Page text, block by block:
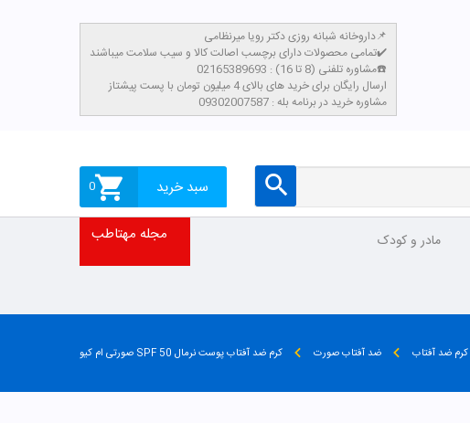
داروخانه شبانه روزی دکتر رویا میرنظامی📌
تمامی محصولات دارای برچسب اصالت کالا و سیب سلامت میباشند✔️
مشاوره تلفنی (8 تا 16) : 02165389693☎️
​ارسال رایگان برای خرید های بالای 4 میلیون تومان با پست پیشتاز
مشاوره خرید در برنامه بله : 09302007587
سبد خرید 0
مادر و کودک مجله مهتاطب
کرم ضد آفتاب ضد آفتاب صورت کرم ضد آفتاب پوست نرمال SPF 50 صورتی ام کیو